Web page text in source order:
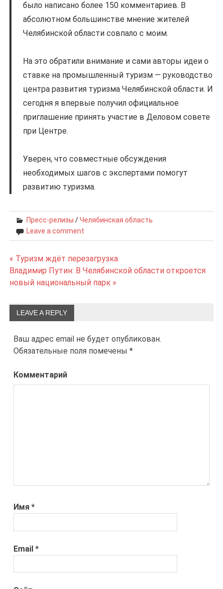
было написано более 150 комментариев. В
абсолютном большинстве мнение жителей
Челябинской области совпало с моим.
На это обратили внимание и сами авторы идеи о
ставке на промышленный туризм — руководство
центра развития туризма Челябинской области. И
сегодня я впервые получил официальное
приглашение принять участие в Деловом совете
при Центре.
Уверен, что совместные обсуждения
необходимых шагов с экспертами помогут
развитию туризма.
Пресс-релизы /Челябинская область
Leave a comment
Навигация
записям
« Туризм ждёт перезагрузка
Владимир Путин: В Челябинской области откроется
новый национальный парк »
LEAVE A REPLY
Ваш адрес email не будет опубликован.
Обязательные поля помечены*
Комментарий
Имя*
Email*